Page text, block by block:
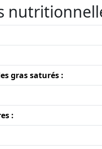
gras saturés :
: